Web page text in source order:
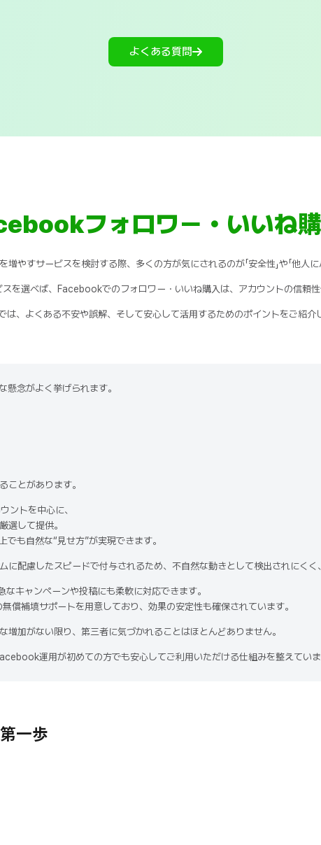
よくある質問
フォロワー・いいね
やすサービスを検討する際、多くの方が気にされるのが「安全性」や「他人に
を選べば、Facebookでのフォロワー・いいね購入は、アカウントの信頼
は、よくある不安や誤解、そして安心して活用するためのポイントをご紹介
念がよく挙げられます。
ことがあります。
ントを中心に、
選して提供。
も自然な“見せ方”が実現できます。
配慮したスピードで付与されるため、不自然な動きとして検出されにくく
キャンペーンや投稿にも柔軟に対応できます。
償補填サポートを用意しており、効果の安定性も確保されています。
加がない限り、第三者に気づかれることはほとんどありません。
Facebook運用が初めての方でも安心してご利用いただける仕組みを整えていま
一歩